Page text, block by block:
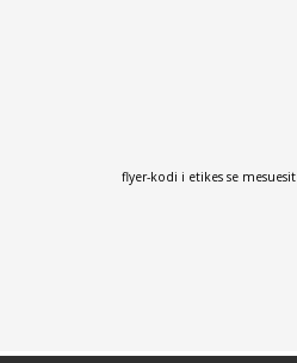
flyer-kodi i etikes se mesuesit